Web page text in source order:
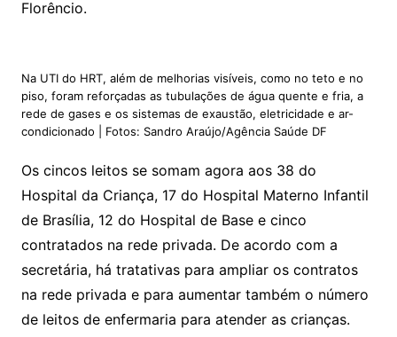
Florêncio.
Na UTI do HRT, além de melhorias visíveis, como no teto e no
piso, foram reforçadas as tubulações de água quente e fria, a
rede de gases e os sistemas de exaustão, eletricidade e ar-
condicionado | Fotos: Sandro Araújo/Agência Saúde DF
Os cincos leitos se somam agora aos 38 do
Hospital da Criança, 17 do Hospital Materno Infantil
de Brasília, 12 do Hospital de Base e cinco
contratados na rede privada. De acordo com a
secretária, há tratativas para ampliar os contratos
na rede privada e para aumentar também o número
de leitos de enfermaria para atender as crianças.